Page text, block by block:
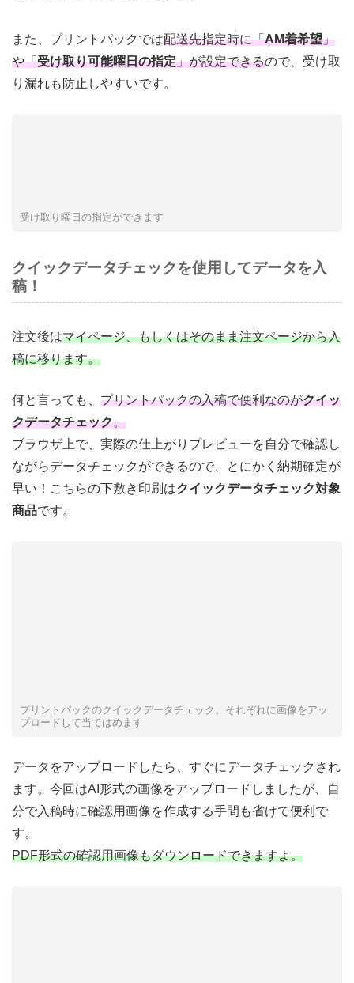
また、プリントパックでは配送先指定時に「AM着希望」
や「受け取り可能曜日の指定」が設定できるので、受け取
り漏れも防止しやすいです。
受け取り曜日の指定ができます
クイックデータチェックを使用してデータを入
稿！
注文後はマイページ、もしくはそのまま注文ページから入
稿に移ります。
何と言っても、 プリントパックの入稿で便利なのがクイッ
クデータチェック。
ブラウザ上で、実際の仕上がりプレビューを自分で確認し
ながらデータチェックができるので、とにかく納期確定が
早い！こちらの下敷き印刷はクイックデータチェック対象
商品です。
プリントパックのクイックデータチェック。それぞれに画像をアッ
プロードして当てはめます
データをアップロードしたら、すぐにデータチェックされ
ます。今回はAI形式の画像をアップロードしましたが、自
分で入稿時に確認用画像を作成する手間も省けて便利で
す。
PDF形式の確認用画像もダウンロードできますよ。